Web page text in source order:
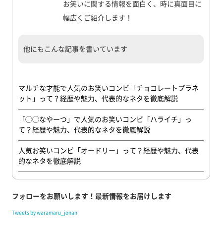
お笑いに関する情報を面白く、時に真面目に
幅広くご紹介します！
他にもこんな記事を書いています
マルチな才能で人気のお笑いコンビ「チョコレートプラネ
ット」って？経歴や魅力、代表的なネタを徹底解説
「◯◯なやーつ」で人気のお笑いコンビ「ハライチ」っ
て？経歴や魅力、代表的なネタを徹底解説
人気お笑いコンビ「オードリー」って？経歴や魅力、代表
的なネタを徹底解説
フォローをお願いします！最新情報をお届けします
Tweets by waramaru_jonan